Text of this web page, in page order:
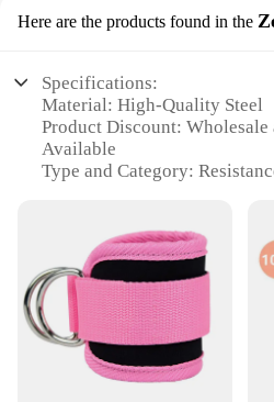
Here are the products found in the
Specifications:
Material: High-Quality Steel
Product Discount: Wholesale
Available
Type and Category:
Usage and Purpose:
Typical Adaptive Scenario:
and Commercial Fitness
Shape or Size or Weight or
and Weight Options
Performance and Property:
for Customized Workouts
Parts and Accessories: